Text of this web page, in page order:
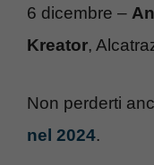
6 dicembre –
Kreator,
Non perderti
nel 2024.